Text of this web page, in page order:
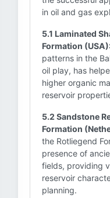
in oil and gas
5.1 Laminated
Formation
patterns in the
oil play, has
higher organic
reservoir
5.2 Sandstone
Formation
the Rotliegend
presence of
fields, providing
reservoir
planning.